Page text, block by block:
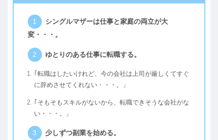
シングルマザーは仕事と家庭の両立が大
変・・・。
ゆとりのある仕事に転職する。
｢転職はしたいけれど、今の会社は上司が厳しくてすぐ
に辞めさせてくれない・・・。」
｢そもそもスキルがないから、転職できそうな会社がな
い・・・。」
少しずつ副業を始める。